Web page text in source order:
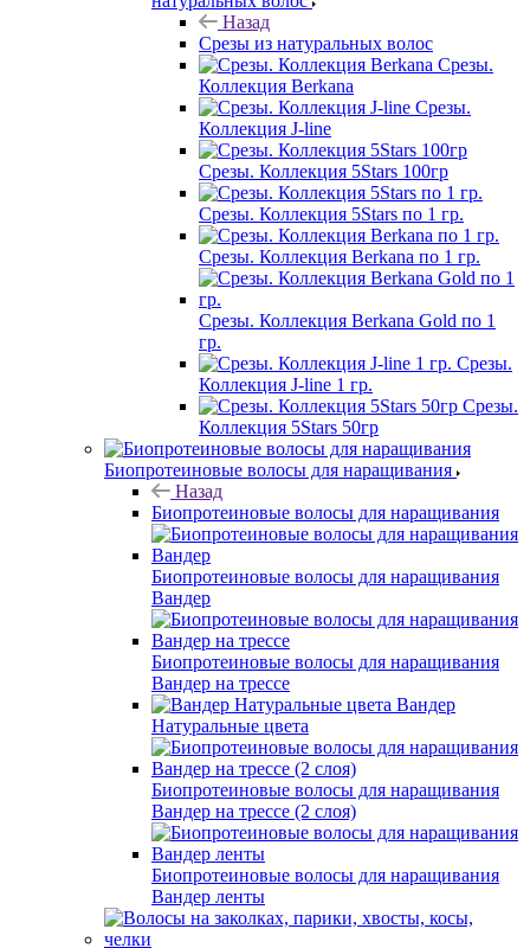
Назад
Срезы из натуральных волос
Срезы.
Коллекция Berkana
Срезы.
Коллекция J-line
Срезы. Коллекция 5Stars 100гр
Срезы. Коллекция 5Stars по 1 гр.
Срезы. Коллекция Berkana по 1 гр.
Срезы. Коллекция Berkana Gold по 1
гр.
Срезы.
Коллекция J-line 1 гр.
Срезы.
Коллекция 5Stars 50гр
Биопротеиновые волосы для наращивания
Назад
Биопротеиновые волосы для наращивания
Биопротеиновые волосы для наращивания
Вандер
Биопротеиновые волосы для наращивания
Вандер на трессе
Вандер
Натуральные цвета
Биопротеиновые волосы для наращивания
Вандер на трессе (2 слоя)
Биопротеиновые волосы для наращивания
Вандер ленты